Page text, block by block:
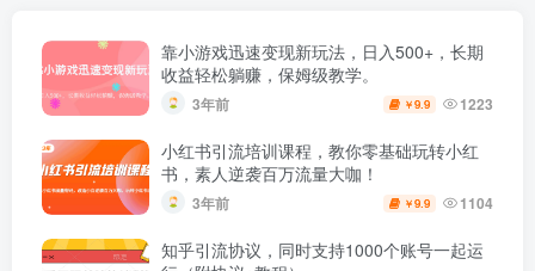
靠小游戏迅速变现新玩法，日入500+，长期
收益轻松躺赚，保姆级教学。
3年前 ￥9.9 1223
小红书引流培训课程，教你零基础玩转小红
书，素人逆袭百万流量大咖！
3年前 ￥9.9 1104
知乎引流协议，同时支持1000个账号一起运